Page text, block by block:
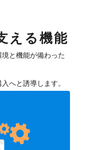
える機能
と機能が備わった
へと誘導します。